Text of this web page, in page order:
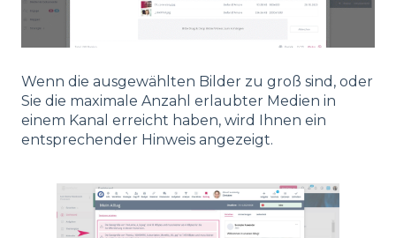
Wenn die ausgewählten Bilder zu groß sind, oder
Sie die maximale Anzahl erlaubter Medien in
einem Kanal erreicht haben, wird Ihnen ein
entsprechender Hinweis angezeigt.